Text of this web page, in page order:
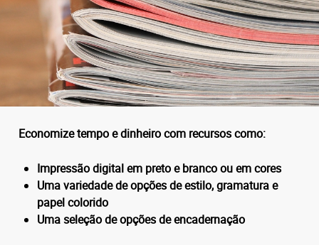
Economize tempo e dinheiro com recursos como:
Impressão digital em preto e branco ou em cores
Uma variedade de opções de estilo, gramatura e
papel colorido
Uma seleção de opções de encadernação